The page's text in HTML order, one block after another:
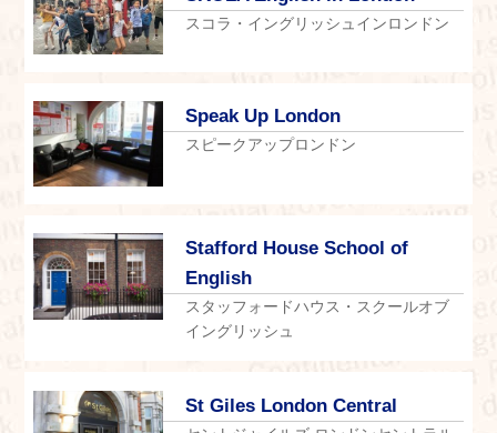
スコラ・イングリッシュインロンドン
Speak Up London
スピークアップロンドン
Stafford House School of
English
スタッフォードハウス・スクールオブ
イングリッシュ
St Giles London Central